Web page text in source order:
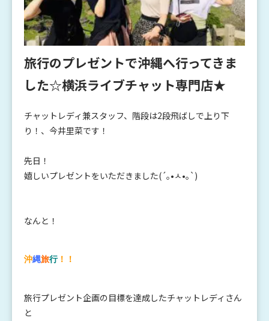
旅行のプレゼントで沖縄へ行ってきま
した☆横浜ライブチャット専門店★
チャットレディ兼スタッフ、階段は2段飛ばしで上り下
り！、今井里菜です！
先日！
嬉しいプレゼントをいただきました(´｡•ㅅ•｡`)
なんと！
沖縄旅行！！
旅行プレゼント企画の目標を達成したチャットレディさん
と